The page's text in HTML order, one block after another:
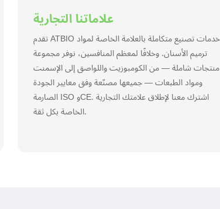
علاماتنا التجارية
تقدم ATBIO خدمات تصنيع متكاملة بالعلامة الخاصة لمواد
ترميم الأسنان. وخلافًا لمعظم المنافسين، نوفر مجموعة
منتجات شاملة — من الكومبوزيت واللواصق إلى الإسمنت
ومواد الطبعات — جميعها مصنّعة وفق معايير الجودة
الصارمة ISO وCE. اشترك معنا لإطلاق علامتك التجارية
الخاصة بكل ثقة.